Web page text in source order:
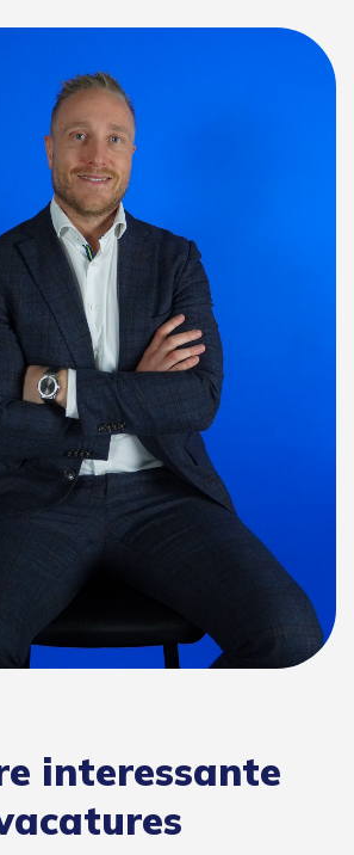
interessante